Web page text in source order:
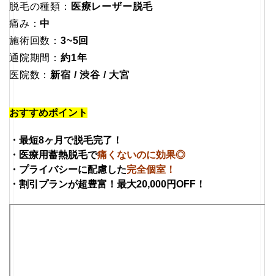
脱毛の種類：
医療レーザー脱毛
痛み：中
施術回数： 3~5回
通院期間： 約1年
医院数： 新宿 / 渋谷 / 大宮
おすすめポイント
・ 最短8ヶ月 で脱毛完了！
・医療用蓄熱脱毛で痛くないのに効果◎
・プライバシーに配慮した完全個室 ！
・ 割引プランが超豊富！最大20,000円OFF！